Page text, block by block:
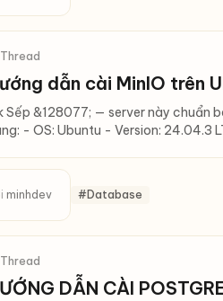
dẫn cài MinIO trên
Sếp &128077; — server này chuẩn
- OS: Ubuntu - Version: 24.04.3
minhdev #Database
DẪN CÀI